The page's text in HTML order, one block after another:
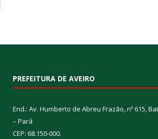
PREFEITURA DE AVEIRO
End.: Av. Humberto de Abreu Frazão, nº 615,
– Pará
CEP: 68.150-000.